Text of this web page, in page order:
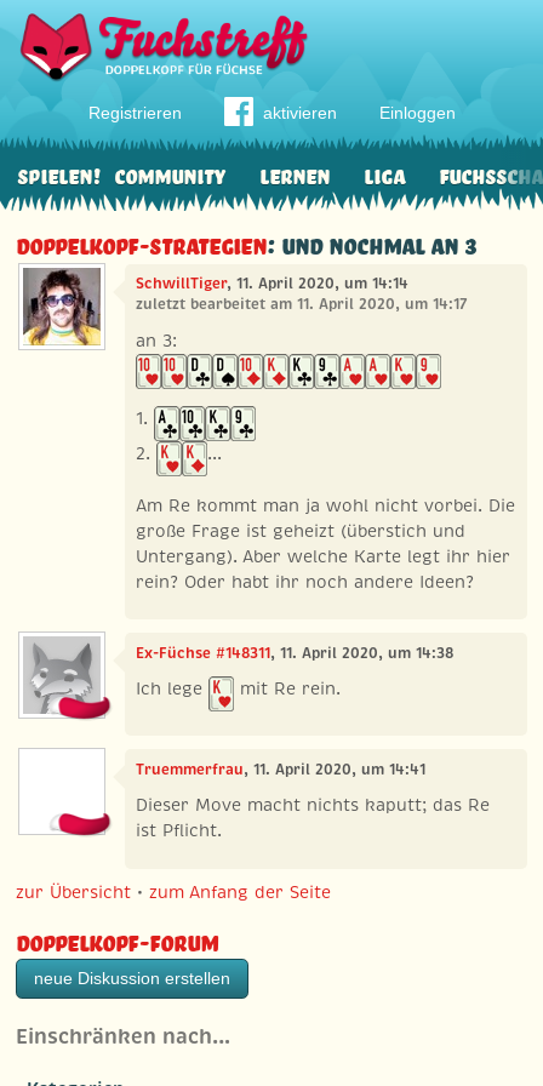
Registrieren aktivieren Einloggen
Community Lernen Liga
Spielen!
Doppelkopf-Strategien: und nochmal an 3
SchwillTiger, 11. April 2020, um 14:14
zuletzt bearbeitet am 11. April 2020, um 14:17
an 3:
1.
2.
...
Am Re kommt man ja wohl nicht vorbei. Die
große Frage ist geheizt (überstich und
Untergang). Aber welche Karte legt ihr hier
rein? Oder habt ihr noch andere Ideen?
Ex-Füchse #148311, 11. April 2020, um 14:38
Ich lege mit Re rein.
Truemmerfrau, 11. April 2020, um 14:41
Dieser Move macht nichts kaputt; das Re
ist Pflicht.
zur Übersicht •zum Anfang der Seite
Doppelkopf-Forum
neue Diskussion erstellen
Einschränken nach…